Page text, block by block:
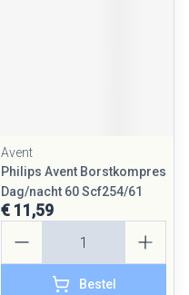
Avent
Philips Avent Borstkompres
Dag/nacht 60 Scf254/61
€ 11,59
Bestel